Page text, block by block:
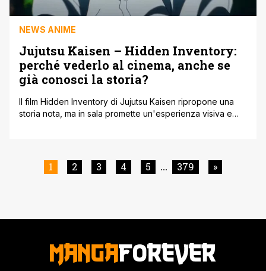
NEWS ANIME
Jujutsu Kaisen – Hidden Inventory:
perché vederlo al cinema, anche se
già conosci la storia?
Il film Hidden Inventory di Jujutsu Kaisen ripropone una
storia nota, ma in sala promette un'esperienza visiva e
sembra non aver generato l'entusiasmo che tutti ci
saremmo aspettati. Eppure, questa nuova [']
1 2 3 4 5 ... 379 »